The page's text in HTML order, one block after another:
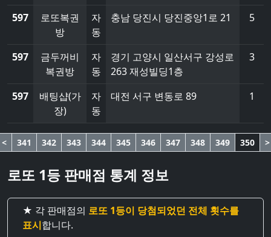
597
로또복권
방
자
동
충남 당진시 당진중앙1로 21 5
597
금두꺼비
복권방
자
동
경기 고양시 일산서구 강성로
263 재성빌딩1층
3
597
배팅샵(가
장)
자
동
대전 서구 변동로 89 1
< 341 342 343 344 345 346 347 348 349 350 >
로또 1등 판매점 통계 정보
★ 각 판매점의 로또 1등이 당첨되었던 전체 횟수를
표시합니다.